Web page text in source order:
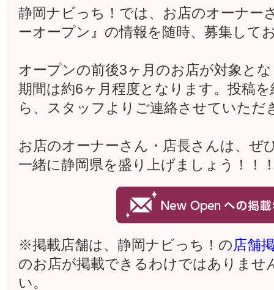
静岡ナビっち！では、お店のオーナー
ーオープン』の情報を随時、募集して
オープンの前後3ヶ月のお店が対象と
期間は約6ヶ月程度となります。投稿
ら、スタッフよりご連絡させていただ
お店のオーナーさん・店長さんは、ぜ
一緒に静岡県を盛り上げましょう！！
※掲載店舗は、静岡ナビっち！の店舗
のお店が掲載できるわけではありませ
い。